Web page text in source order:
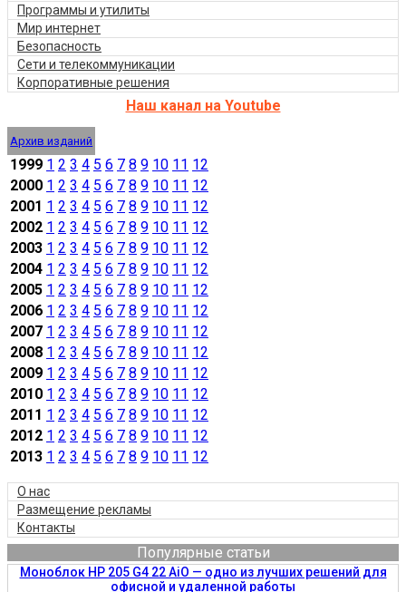
Программы и утилиты
Мир интернет
Безопасность
Сети и телекоммуникации
Корпоративные решения
Наш канал на Youtube
Архив изданий
1999 1 2 3 4 5 6 7 8 9 10 11 12
2000 1 2 3 4 5 6 7 8 9 10 11 12
2001 1 2 3 4 5 6 7 8 9 10 11 12
2002 1 2 3 4 5 6 7 8 9 10 11 12
2003 1 2 3 4 5 6 7 8 9 10 11 12
2004 1 2 3 4 5 6 7 8 9 10 11 12
2005 1 2 3 4 5 6 7 8 9 10 11 12
2006 1 2 3 4 5 6 7 8 9 10 11 12
2007 1 2 3 4 5 6 7 8 9 10 11 12
2008 1 2 3 4 5 6 7 8 9 10 11 12
2009 1 2 3 4 5 6 7 8 9 10 11 12
2010 1 2 3 4 5 6 7 8 9 10 11 12
2011 1 2 3 4 5 6 7 8 9 10 11 12
2012 1 2 3 4 5 6 7 8 9 10 11 12
2013 1 2 3 4 5 6 7 8 9 10 11 12
О нас
Размещение рекламы
Контакты
Популярные статьи
Моноблок HP 205 G4 22 AiO — одно из лучших решений для
офисной и удаленной работы